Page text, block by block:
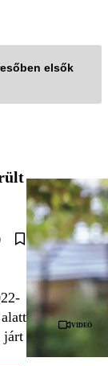
elsők
járt
Videó